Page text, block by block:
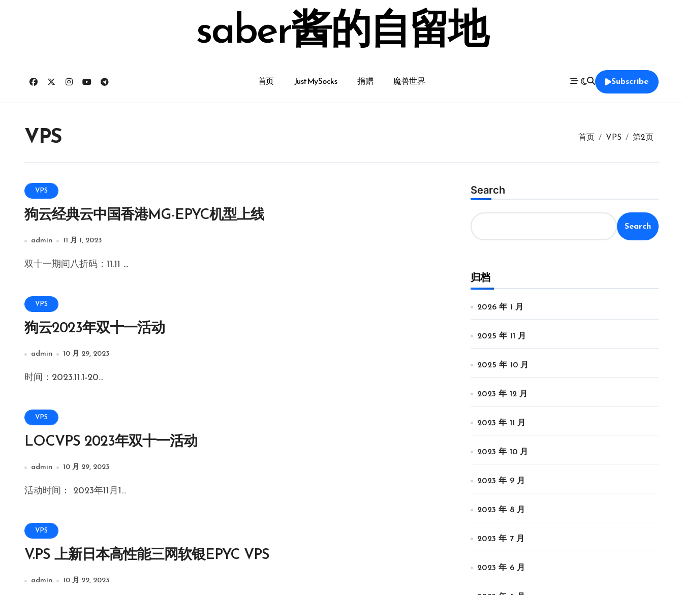
saber酱的自留地
首页 JustMySocks 捐赠 魔兽世界 Subscribe
VPS 首页 VPS 第2页
VPS
狗云经典云中国香港MG-EPYC机型上线
admin 11 月 1, 2023
双十一期间八折码：11.11 ...
VPS
狗云2023年双十一活动
admin 10 月 29, 2023
时间：2023.11.1-20...
VPS
LOCVPS 2023年双十一活动
admin 10 月 29, 2023
活动时间： 2023年11月1...
VPS
V.PS 上新日本高性能三网软银EPYC VPS
admin 10 月 22, 2023
Search
Search
归档
2026 年 1 月
2025 年 11 月
2025 年 10 月
2023 年 12 月
2023 年 11 月
2023 年 10 月
2023 年 9 月
2023 年 8 月
2023 年 7 月
2023 年 6 月